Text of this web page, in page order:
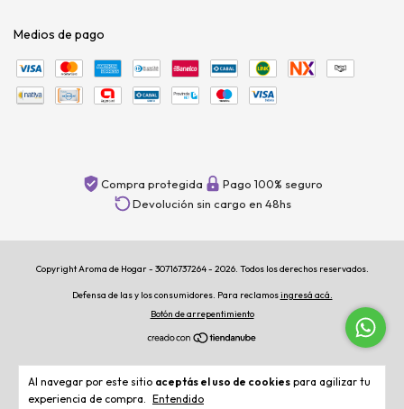
Al navegar por este sitio aceptás el uso de cookies para agilizar tu
experiencia de compra. Entendido
Medios de pago
Compra protegida
Pago 100% seguro
Devolución sin cargo en 48hs
Copyright Aroma de Hogar - 30716737264 - 2026. Todos los derechos reservados.
Defensa de las y los consumidores. Para reclamosingresá acá.
Botón de arrepentimiento